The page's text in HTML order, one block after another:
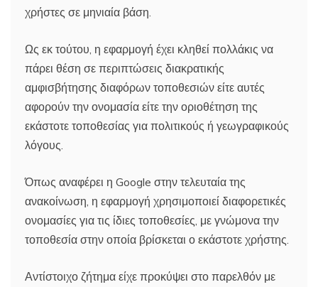
χρήστες σε μηνιαία βάση.
Ως εκ τούτου, η εφαρμογή έχει κληθεί πολλάκις να
πάρει θέση σε περιπτώσεις διακρατικής
αμφισβήτησης διαφόρων τοποθεσιών είτε αυτές
αφορούν την ονομασία είτε την οριοθέτηση της
εκάστοτε τοποθεσίας για πολιτικούς ή γεωγραφικούς
λόγους.
Όπως αναφέρει η Google στην τελευταία της
ανακοίνωση, η εφαρμογή χρησιμοποιεί διαφορετικές
ονομασίες για τις ίδιες τοποθεσίες, με γνώμονα την
τοποθεσία στην οποία βρίσκεται ο εκάστοτε χρήστης.
Αντίστοιχο ζήτημα είχε προκύψει στο παρελθόν με